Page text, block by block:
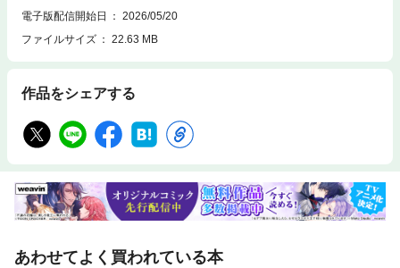
電子版配信開始日
2026/05/20
ファイルサイズ
22.63 MB
作品をシェアする
あわせてよく買われている本